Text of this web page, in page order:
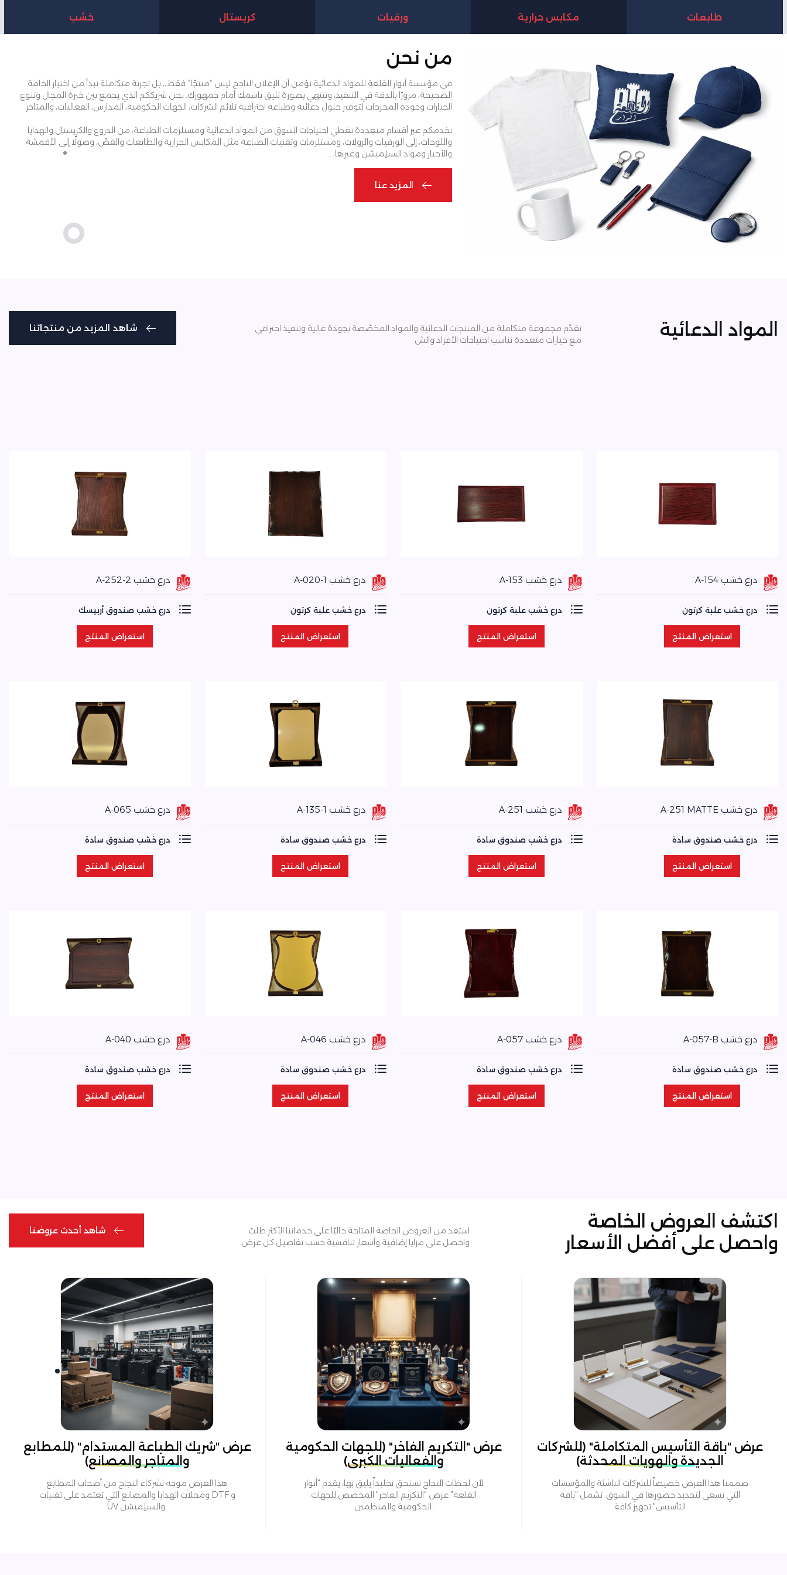
خشب كريستال ورقيات مكابس حرارية طابعات
من نحن
في مؤسسة أنوار القلعة للمواد الدعائية نؤمن أن الإعلان الناجح ليس “منتجًا” فقط… بل تجربة متكاملة تبدأ من اختيار الخامة
الصحيحة، مرورًا بالدقة في التنفيذ، وتنتهي بصورة تليق باسمك أمام جمهورك. نحن شريككم الذي يجمع بين خبرة المجال وتنوع
الخيارات وجودة المخرجات لتوفير حلول دعائية وطباعة احترافية تلائم الشركات، الجهات الحكومية، المدارس، الفعاليات، والمتاجر.
نخدمكم عبر أقسام متعددة تغطي احتياجات السوق من المواد الدعائية ومستلزمات الطباعة، من الدروع والكريستال والهدايا
واللوحات، إلى الورقيات والرولات، ومستلزمات وتقنيات الطباعة مثل المكابس الحرارية والطابعات والقصّ، وصولًا إلى الأقمشة
والأحبار ومواد السبلِميشن وغيرها، ...
المزيد عنا
المواد الدعائية
نقدّم مجموعة متكاملة من المنتجات الدعائية والمواد المخصّصة بجودة عالية وتنفيذ احترافي
مع خيارات متعددة تناسب احتياجات الأفراد والش
شاهد المزيد من منتجاتنا
درع خشب A-154
درع خشب علبة كرتون
استعراض المنتج
استعراض المنتج
درع خشب A-153
درع خشب علبة كرتون
استعراض المنتج
استعراض المنتج
درع خشب A-020-1
درع خشب علبة كرتون
استعراض المنتج
استعراض المنتج
درع خشب A-252-2
درع خشب صندوق أربيسك
استعراض المنتج
استعراض المنتج
درع خشب A-251 MATTE
درع خشب صندوق سادة
استعراض المنتج
استعراض المنتج
درع خشب A-251
درع خشب صندوق سادة
استعراض المنتج
استعراض المنتج
درع خشب A-135-1
درع خشب صندوق سادة
استعراض المنتج
استعراض المنتج
درع خشب A-065
درع خشب صندوق سادة
استعراض المنتج
استعراض المنتج
درع خشب A-057-B
درع خشب صندوق سادة
استعراض المنتج
استعراض المنتج
درع خشب A-057
درع خشب صندوق سادة
استعراض المنتج
استعراض المنتج
درع خشب A-046
درع خشب صندوق سادة
استعراض المنتج
استعراض المنتج
درع خشب A-040
درع خشب صندوق سادة
استعراض المنتج
استعراض المنتج
اكتشف العروض الخاصة
واحصل على أفضل الأسعار
استفد من العروض الخاصة المتاحة حاليًا على خدماتنا الأكثر طلبً
واحصل على مزايا إضافية وأسعار تنافسية حسب تفاصيل كل عرض.
شاهد أحدث عروضنا
عرض "شريك الطباعة المستدام" (للمطابع
والمتاجر والمصانع)
هذا العرض موجه لشركاء النجاح من أصحاب المطابع
ومحلات الهدايا والمصانع التي تعتمد على تقنيات DTF و
UV والسبلِميشن.
عرض "التكريم الفاخر" (للجهات الحكومية
والفعاليات الكبرى)
لأن لحظات النجاح تستحق تخليداً يليق بها، يقدم "أنوار
القلعة" عرض "التكريم الفاخر" المخصص للجهات
الحكومية والمنظمين.
عرض "باقة التأسيس المتكاملة" (للشركات
الجديدة والهويات المحدثة)
صممنا هذا العرض خصيصاً للشركات الناشئة والمؤسسات
التي تسعى لتجديد حضورها في السوق. تشمل "باقة
التأسيس" تجهيز كافة